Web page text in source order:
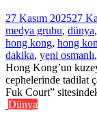
27 Kasım 202527
medya grubu, dünya,
hong kong, hong
dakika, yeni osmanlı,
Hong Kong’un
cephelerinde tadilat
Fuk Court”
Dünya